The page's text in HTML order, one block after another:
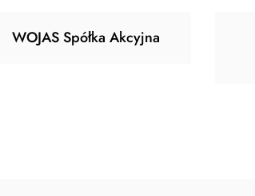
WOJAS Spółka Akcyjna